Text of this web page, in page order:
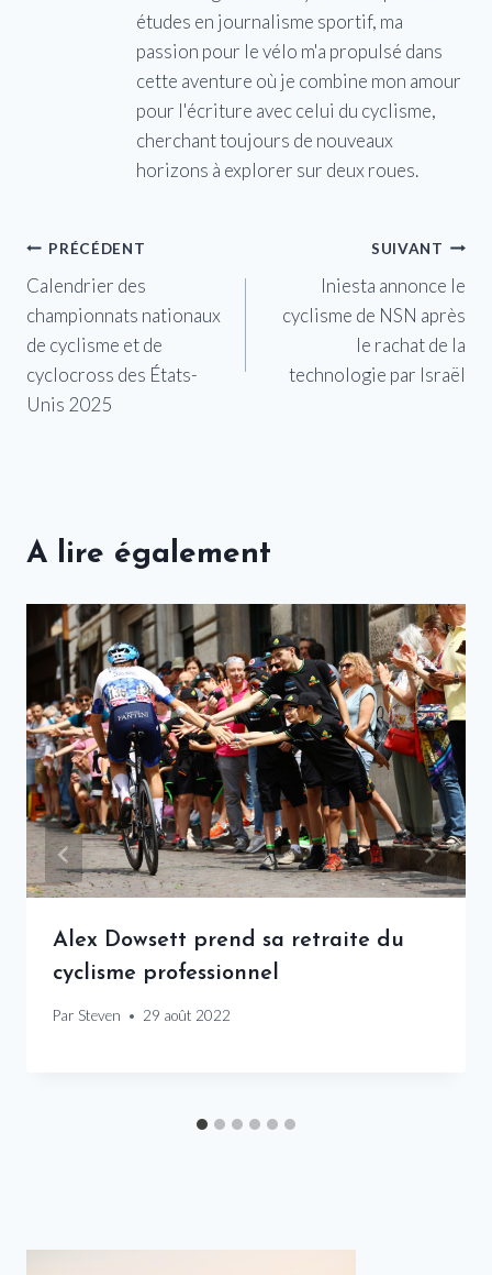
études en journalisme sportif, ma
passion pour le vélo m'a propulsé dans
cette aventure où je combine mon amour
pour l'écriture avec celui du cyclisme,
cherchant toujours de nouveaux
horizons à explorer sur deux roues.
Navigation
de
l’article
PRÉCÉDENT
Calendrier des
championnats nationaux
de cyclisme et de
cyclocross des États-
Unis 2025
SUIVANT
Iniesta annonce le
cyclisme de NSN après
le rachat de la
technologie par Israël
A lire également
Alex Dowsett prend sa retraite du
cyclisme professionnel
Par Steven 29 août 2022